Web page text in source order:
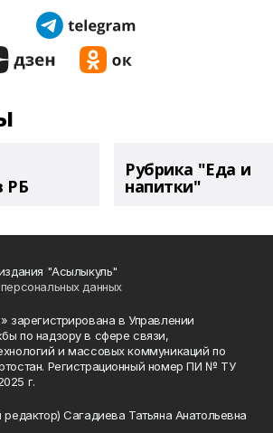
РБ
Рубрика "Еда и
напитки"
"Асылыкуль"
данных
зарегистрирована в Управлении
по надзору в сфере связи,
и массовых коммуникаций по
Регистрационный номер ПИ № ТУ
г.
Сагадиева Татьяна Анатольевна